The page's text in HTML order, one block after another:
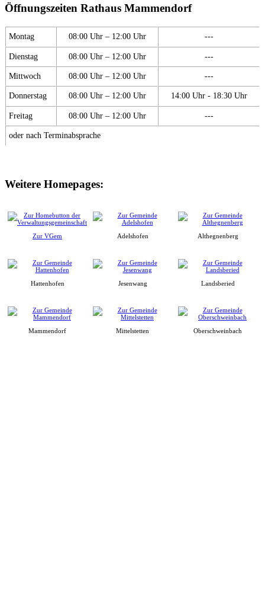
Öffnungszeiten Rathaus Mammendorf
Montag 08:00 Uhr – 12:00 Uhr ---
Dienstag 08:00 Uhr – 12:00 Uhr ---
Mittwoch 08:00 Uhr – 12:00 Uhr ---
Donnerstag 08:00 Uhr – 12:00 Uhr 14:00 Uhr - 18:30 Uhr
Freitag 08:00 Uhr – 12:00 Uhr ---
oder nach Terminabsprache
Weitere Homepages:
Zur VGem Adelshofen Althegnenberg
Hattenhofen Jesenwang Landsberied
Mammendorf Mittelstetten Oberschweinbach